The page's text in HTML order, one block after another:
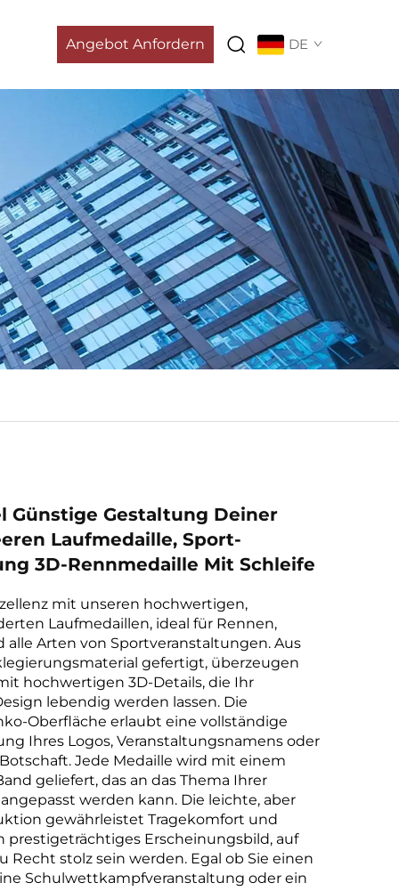
Angebot Anfordern DE
Günstige Gestaltung Deiner
Laufmedaille, Sport-
3D-Rennmedaille Mit Schleife
mit unseren hochwertigen,
Laufmedaillen, ideal für Rennen,
alle Arten von Sportveranstaltungen. Aus
gefertigt, überzeugen
hochwertigen 3D-Details, die Ihr
lebendig werden lassen. Die
Oberfläche erlaubt eine vollständige
Ihres Logos, Veranstaltungsnamens oder
Jede Medaille wird mit einem
geliefert, das an das Thema Ihrer
werden kann. Die leichte, aber
gewährleistet Tragekomfort und
prestigeträchtiges Erscheinungsbild, auf
Recht stolz sein werden. Egal ob Sie einen
Schulwettkampfveranstaltung oder ein